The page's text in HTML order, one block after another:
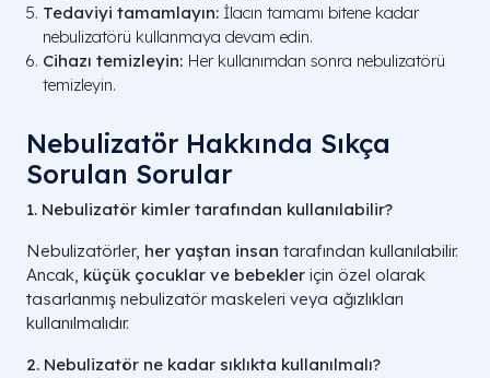
Tedaviyi tamamlayın: İlacın tamamı bitene kadar
nebulizatörü kullanmaya devam edin.
Cihazı temizleyin: Her kullanımdan sonra nebulizatörü
temizleyin.
Nebulizatör Hakkında Sıkça
Sorulan Sorular
1. Nebulizatör kimler tarafından kullanılabilir?
Nebulizatörler, her yaştan insan tarafından kullanılabilir.
Ancak, küçük çocuklar ve bebekler için özel olarak
tasarlanmış nebulizatör maskeleri veya ağızlıkları
kullanılmalıdır.
2. Nebulizatör ne kadar sıklıkta kullanılmalı?